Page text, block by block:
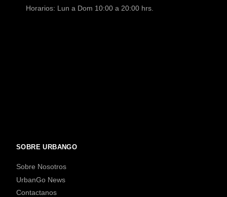
Horarios: Lun a Dom 10:00 a 20:00 hrs.
SOBRE URBANGO
Sobre Nosotros
UrbanGo News
Contactanos